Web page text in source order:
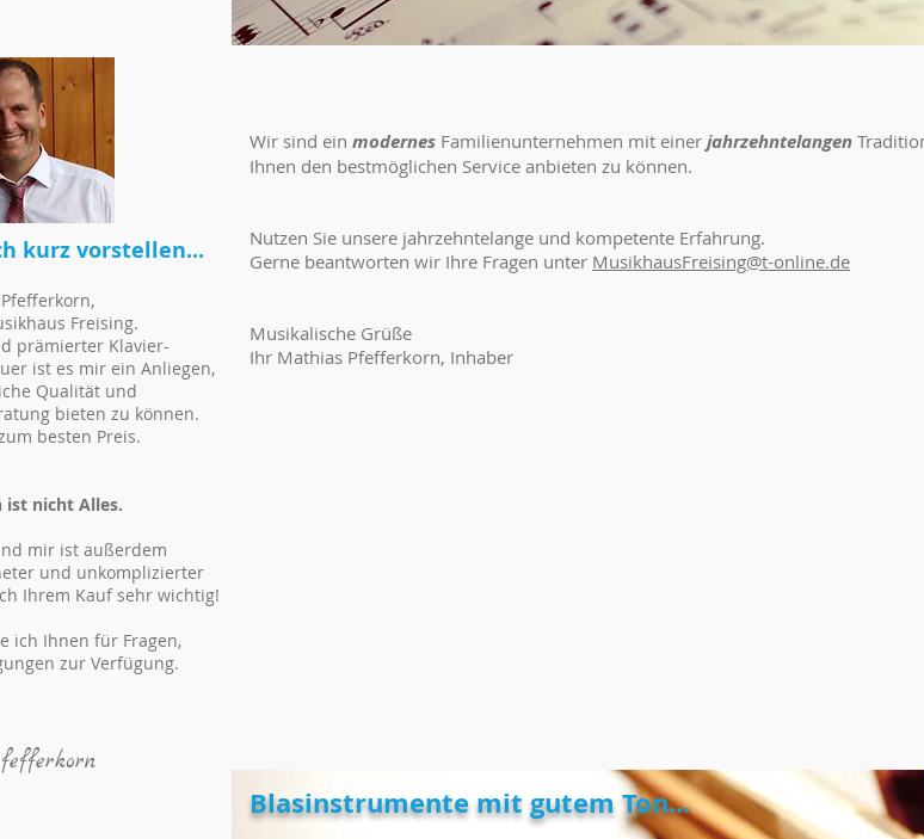
Wir sind ein modernes Familienunternehmen mit einer jahrzehntelangen
Ihnen den bestmöglichen Service anbieten zu können.
Nutzen Sie unsere jahrzehntelange und kompetente Erfahrung.
Gerne beantworten wir Ihre Fragen unter MusikhausFreising@t-online.de
Musikalische Grüße
Ihr Mathias Pfefferkorn, Inhaber
kurz vorstellen...
Freising.
prämierter Klavier-
ist es mir ein Anliegen,
Qualität und
bieten zu können.
besten Preis.
ist nicht Alles.
mir ist außerdem
und unkomplizierter
Ihrem Kauf sehr wichtig!
ich Ihnen für Fragen,
zur Verfügung.
Blasinstrumente mit gutem Ton...